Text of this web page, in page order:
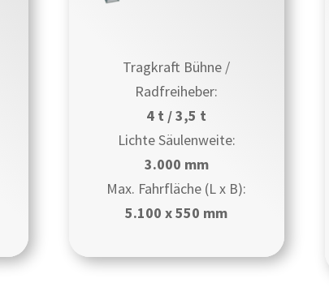
Tragkraft Bühne /
Radfreiheber:
4 t / 3,5 t
Lichte Säulenweite:
3.000 mm
Max. Fahrfläche (L x B):
5.100 x 550 mm